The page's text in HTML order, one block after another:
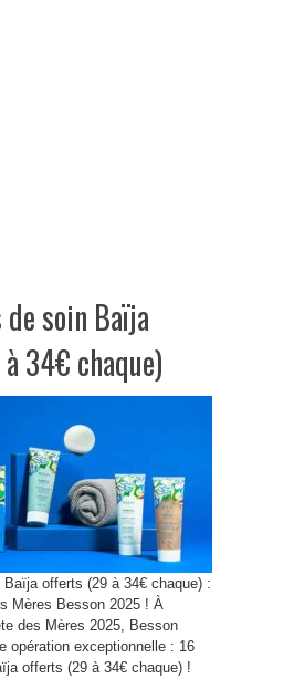
soin Baïja
34€ chaque)
offerts (29 à 34€ chaque) :
Mères Besson 2025 ! À
des Mères 2025, Besson
opération exceptionnelle : 16
offerts (29 à 34€ chaque) !